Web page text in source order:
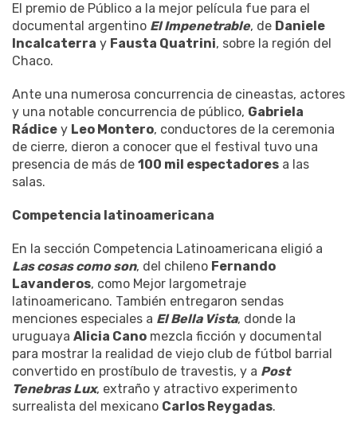
El premio de Público a la mejor película fue para el
documental argentino El Impenetrable, de Daniele
Incalcaterra y Fausta Quatrini, sobre la región del
Chaco.
Ante una numerosa concurrencia de cineastas, actores
y una notable concurrencia de público, Gabriela
Rádice y Leo Montero, conductores de la ceremonia
de cierre, dieron a conocer que el festival tuvo una
presencia de más de 100 mil espectadores a las
salas.
Competencia latinoamericana
En la sección Competencia Latinoamericana eligió a
Las cosas como son, del chileno Fernando
Lavanderos, como Mejor largometraje
latinoamericano. También entregaron sendas
menciones especiales a El Bella Vista, donde la
uruguaya Alicia Cano mezcla ficción y documental
para mostrar la realidad de viejo club de fútbol barrial
convertido en prostíbulo de travestis, y a Post
Tenebras Lux, extraño y atractivo experimento
surrealista del mexicano Carlos Reygadas.